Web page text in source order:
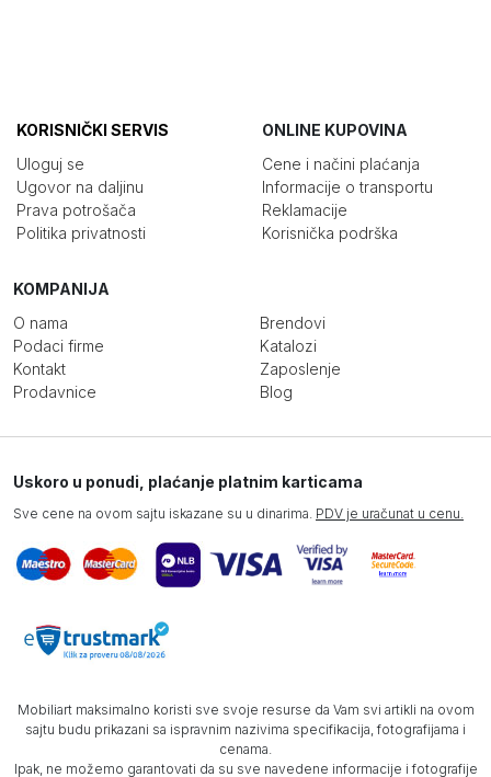
KORISNIČKI SERVIS
Uloguj se
Ugovor na daljinu
Prava potrošača
Politika privatnosti
ONLINE KUPOVINA
Cene i načini plaćanja
Informacije o transportu
Reklamacije
Korisnička podrška
KOMPANIJA
O nama
Podaci firme
Kontakt
Prodavnice
Brendovi
Katalozi
Zaposlenje
Blog
Uskoro u ponudi, plaćanje platnim karticama
Sve cene na ovom sajtu iskazane su u dinarima. PDV je uračunat u cenu.
Mobiliart maksimalno koristi sve svoje resurse da Vam svi artikli na ovom
sajtu budu prikazani sa ispravnim nazivima specifikacija, fotografijama i
cenama.
Ipak, ne možemo garantovati da su sve navedene informacije i fotografije